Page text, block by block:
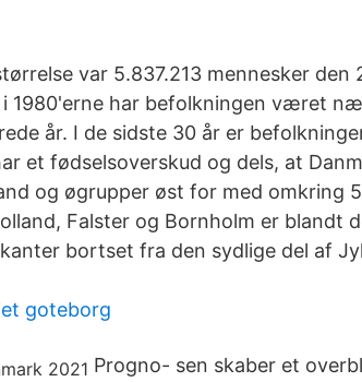
var 5.837.213 mennesker
1980'erne har befolkningen været
år. I de sidste 30 år er
et fødselsoverskud og dels, at
og øgrupper øst for med omkring
Falster og Bornholm er blandt
bortset fra den sydlige del af
goteborg
Progno- sen skaber et